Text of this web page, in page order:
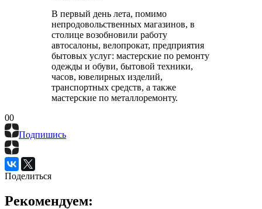
В первый день лета, помимо
непродовольственных магазинов, в
столице возобновили работу
автосалоны, велопрокат, предприятия
бытовых услуг: мастерские по ремонту
одежды и обуви, бытовой техники,
часов, ювелирных изделий,
транспортных средств, а также
мастерские по металлоремонту.
00
Подпишись
Поделиться
Рекомендуем: